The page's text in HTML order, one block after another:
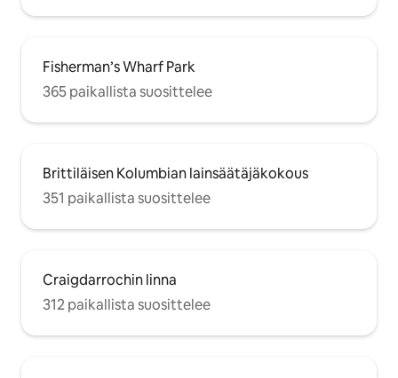
Fisherman’s Wharf Park
365 paikallista suosittelee
Brittiläisen Kolumbian lainsäätäjäkokous
351 paikallista suosittelee
Craigdarrochin linna
312 paikallista suosittelee